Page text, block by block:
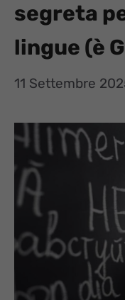
segreta
lingue (è
11 Settembre